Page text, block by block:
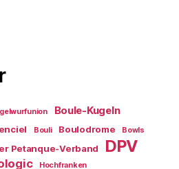
Boule-Kugeln
Bouli Boulodrome Bowls
Petanque-Verband DPV
Hochfranken